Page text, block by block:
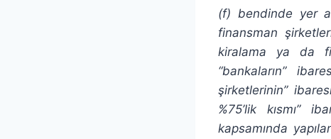
(f) bendinde yer
finansman
kiralama ya da
“bankaların”
şirketlerinin”
%75’lik kısmı”
kapsamında